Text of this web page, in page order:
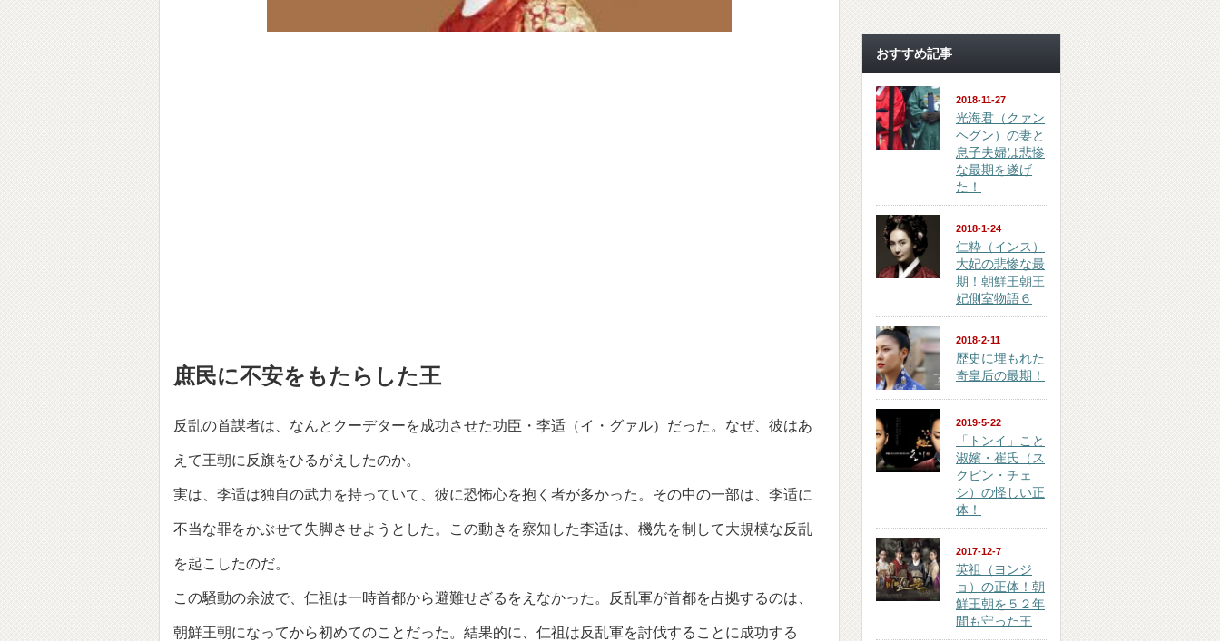
庶民に不安をもたらした王
反乱の首謀者は、なんとクーデターを成功させた功臣・李适（イ・グァル）だった。なぜ、彼はあ
えて王朝に反旗をひるがえしたのか。
実は、李适は独自の武力を持っていて、彼に恐怖心を抱く者が多かった。その中の一部は、李适に
不当な罪をかぶせて失脚させようとした。この動きを察知した李适は、機先を制して大規模な反乱
を起こしたのだ。
この騒動の余波で、仁祖は一時首都から避難せざるをえなかった。反乱軍が首都を占拠するのは、
朝鮮王朝になってから初めてのことだった。結果的に、仁祖は反乱軍を討伐することに成功する
おすすめ記事
2018-11-27
光海君（クァン
ヘグン）の妻と
息子夫婦は悲惨
な最期を遂げ
た！
2018-1-24
仁粋（インス）
大妃の悲惨な最
期！朝鮮王朝王
妃側室物語６
2018-2-11
歴史に埋もれた
奇皇后の最期！
2019-5-22
「トンイ」こと
淑嬪・崔氏（ス
クピン・チェ
シ）の怪しい正
体！
2017-12-7
英祖（ヨンジ
ョ）の正体！朝
鮮王朝を５２年
間も守った王